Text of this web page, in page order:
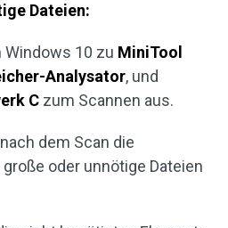
Dateien:
Windows 10 zu MiniTool
Analysator, und
C zum Scannen aus.
dem Scan die
oder unnötige Dateien